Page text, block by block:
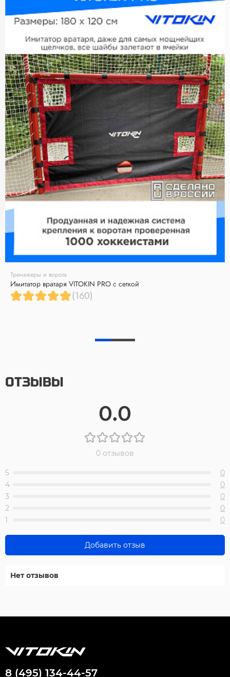
Тренажеры и ворота
Имитатор вратаря VITOKIN PRO с сеткой
(160)
ОТЗЫВЫ
0.0
0 отзывов
5
0
4
0
3
0
2
0
1
0
Добавить отзыв
Нет отзывов
8 (495) 134-44-57